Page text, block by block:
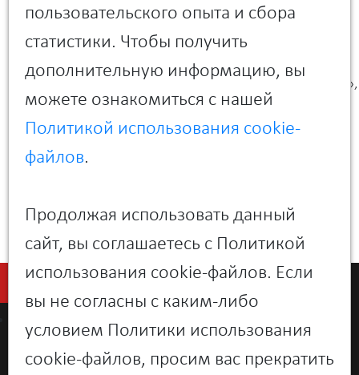
возможностях тестирования оборудования.
ПРОГРАММА
17:30 Сбор гостей. Приветственный фуршет
18:00 Презентация «Персональные системы «Сила»,
Екатерина Кухарчук, руководитель направления
18:40 Ужин. Вопросы и ответы
Спасибо за проявленный интерес к мероприятию.
О компании
Новости
пользовательского опыта и сбора
статистики. Чтобы получить
дополнительную информацию, вы
можете ознакомиться с нашей
Политикой использования cookie-
файлов.
Продолжая использовать данный
сайт, вы соглашаетесь с Политикой
использования cookie-файлов. Если
вы не согласны с каким-либо
условием Политики использования
cookie-файлов, просим вас прекратить